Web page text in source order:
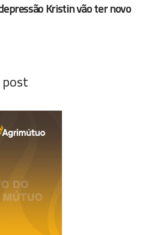
Kristin vão ter novo
post